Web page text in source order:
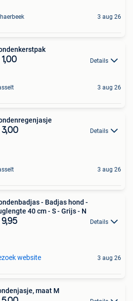
3 aug 26
Details
3 aug 26
Details
3 aug 26
- Badjas hond -
40 cm - S - Grijs - N
Details
website 3 aug 26
maat M